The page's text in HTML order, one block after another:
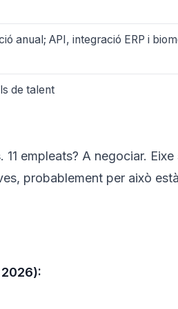
anual; API, integració ERP i
de talent
empleats? A negociar.
probablement per això